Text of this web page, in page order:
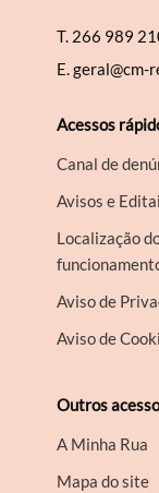
T. 266 989
E.geral@cm-
Acessos
Canal de
Avisos e
Localização
Aviso de
Aviso de
Outros
A Minha Rua
Mapa do site